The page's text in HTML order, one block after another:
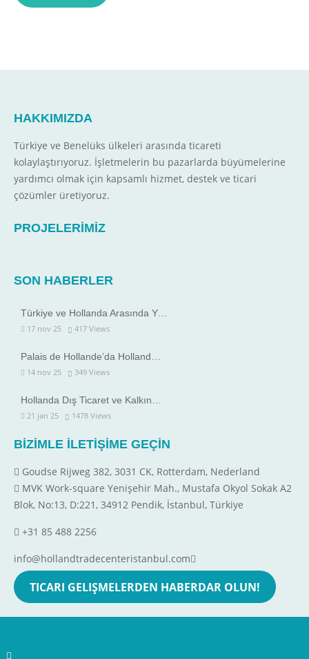
HAKKIMIZDA
Türkiye ve Benelüks ülkeleri arasında ticareti
kolaylaştırıyoruz. İşletmelerin bu pazarlarda büyümelerine
yardımcı olmak için kapsamlı hizmet, destek ve ticari
çözümler üretiyoruz.
PROJELERİMİZ
SON HABERLER
Türkiye ve Hollanda Arasında Y…
17 nov 25 417 Views
Palais de Hollande’da Holland…
14 nov 25 349 Views
Hollanda Dış Ticaret ve Kalkın…
21 jan 25 1478 Views
BİZİMLE İLETİŞİME GEÇİN
Goudse Rijweg 382, 3031 CK, Rotterdam, Nederland
MVK Work-square Yenişehir Mah., Mustafa Okyol Sokak A2
Blok, No:13, D:221, 34912 Pendik, İstanbul, Türkiye
+31 85 488 2256
info@hollandtradecenteristanbul.com
TICARI GELIŞMELERDEN HABERDAR OLUN!